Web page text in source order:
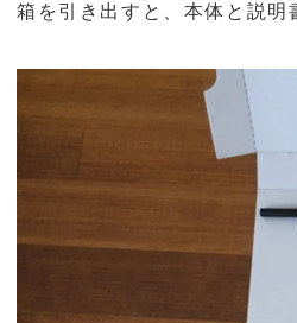
箱を引き出すと、本体と説明